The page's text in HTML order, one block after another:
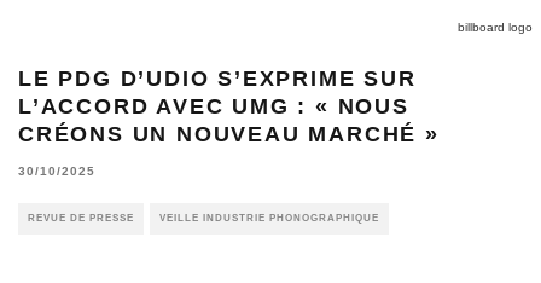
billboard logo
LE PDG D’UDIO S’EXPRIME SUR
L’ACCORD AVEC UMG : « NOUS
CRÉONS UN NOUVEAU MARCHÉ »
30/10/2025
REVUE DE PRESSE VEILLE INDUSTRIE PHONOGRAPHIQUE